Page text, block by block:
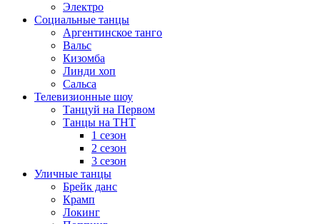
Электро
Социальные танцы
Аргентинское танго
Вальс
Кизомба
Линди хоп
Сальса
Телевизионные шоу
Танцуй на Первом
Танцы на ТНТ
1 сезон
2 сезон
3 сезон
Уличные танцы
Брейк данс
Крамп
Локинг